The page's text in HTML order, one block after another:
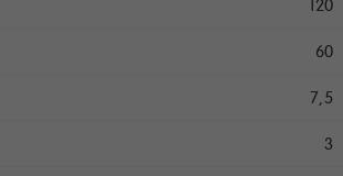
60
7,5
3